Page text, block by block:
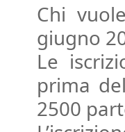
Chi
giugno
Le
prima
2500